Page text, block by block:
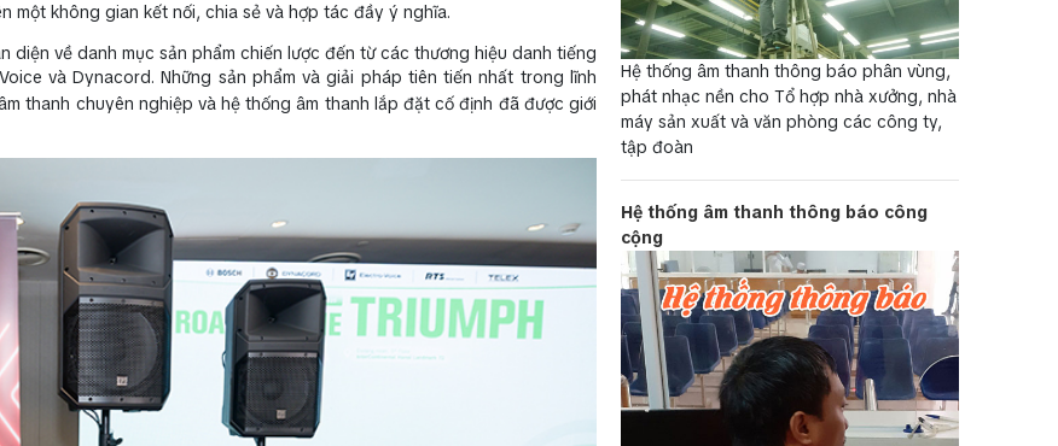
một không gian kết nối, chia sẻ và hợp tác đầy ý nghĩa.
về danh mục sản phẩm chiến lược đến từ các thương hiệu danh tiếng
và Dynacord. Những sản phẩm và giải pháp tiên tiến nhất trong lĩnh
thanh chuyên nghiệp và hệ thống âm thanh lắp đặt cố định đã được giới
Hệ thống âm thanh thông báo phân vùng,
phát nhạc nền cho Tổ hợp nhà xưởng, nhà
máy sản xuất và văn phòng các công ty,
tập đoàn
Hệ thống âm thanh thông báo công
cộng